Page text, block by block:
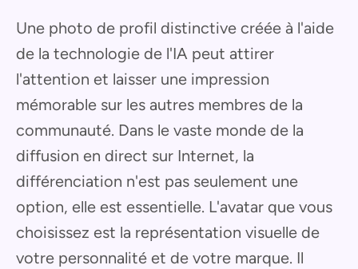
Une photo de profil distinctive créée à l'aide
de la technologie de l'IA peut attirer
l'attention et laisser une impression
mémorable sur les autres membres de la
communauté. Dans le vaste monde de la
diffusion en direct sur Internet, la
différenciation n'est pas seulement une
option, elle est essentielle. L'avatar que vous
choisissez est la représentation visuelle de
votre personnalité et de votre marque. Il